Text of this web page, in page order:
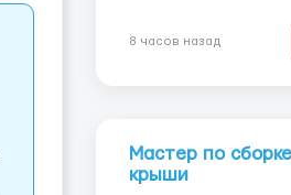
8 часов назад
Мастер по
крыши